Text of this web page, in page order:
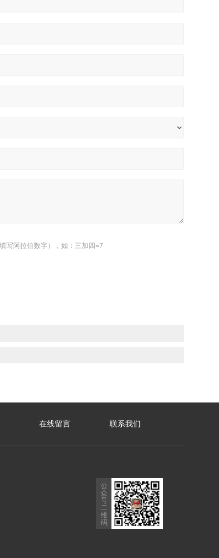
写阿拉伯数字），如：三加四=7
在线留言 联系我们
公
众
号
二
维
码